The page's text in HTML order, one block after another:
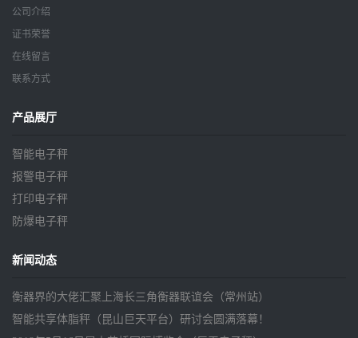
公司介绍
证书荣誉
在线留言
联系方式
产品展厅
智能电子秤
报警电子秤
打印电子秤
防爆电子秤
新闻动态
衡器界的大佬汇聚上海长三角衡器联谊会（常州站）
智能共享体脂秤（昆山巨天平台）研讨会圆满落幕！